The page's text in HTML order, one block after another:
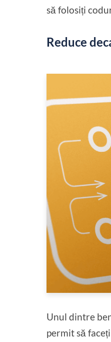
să folosiți
Reduce
Unul dintre
permit să